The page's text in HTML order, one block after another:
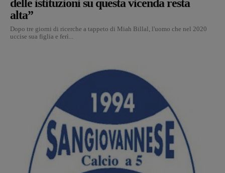
delle istituzioni su questa vicenda resta
alta”
Dopo tre giorni di ricerche a tappeto di Miah Billal, l'uomo che nel 2020
uccise sua figlia e ferì...